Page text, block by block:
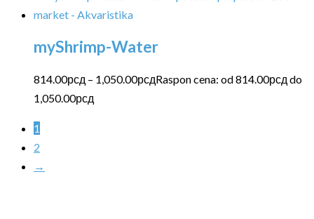
myShrimp-Water
814.00рсд – 1,050.00рсдRaspon cena: od 814.00рсд do
1,050.00рсд
1
2
→